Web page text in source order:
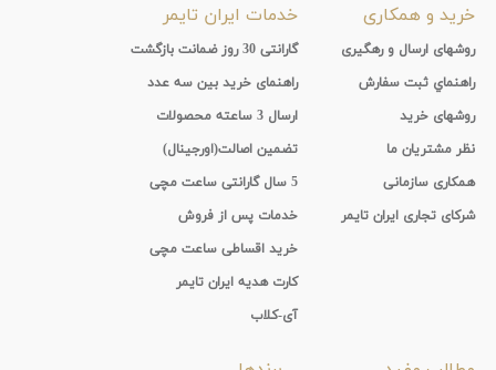
خرید و همکاری
روشهای ارسال و رهگیری
راهنماي ثبت سفارش
روشهای خرید
نظر مشتریان ما
همکاری سازمانی
شرکای تجاری ایران تایمر
خدمات ایران تایمر
گارانتی 30 روز ضمانت بازگشت
راهنمای خرید بین سه عدد
ارسال 3 ساعته محصولات
تضمین اصالت(اورجینال)
5 سال گارانتی ساعت مچی
خدمات پس از فروش
خرید اقساطی ساعت مچی
کارت هدیه ایران تایمر
آی-کلاب